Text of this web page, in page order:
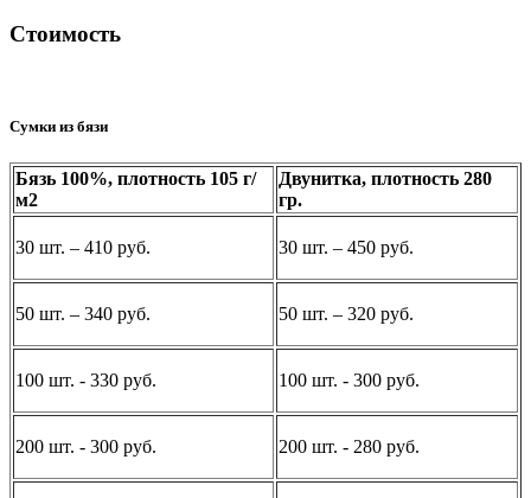
Стоимость
Сумки из бязи
Бязь 100%, плотность 105 г/
м2
Двунитка, плотность 280
гр.
30 шт. – 410 руб. 30 шт. – 450 руб.
50 шт. – 340 руб. 50 шт. – 320 руб.
100 шт. - 330 руб. 100 шт. - 300 руб.
200 шт. - 300 руб. 200 шт. - 280 руб.